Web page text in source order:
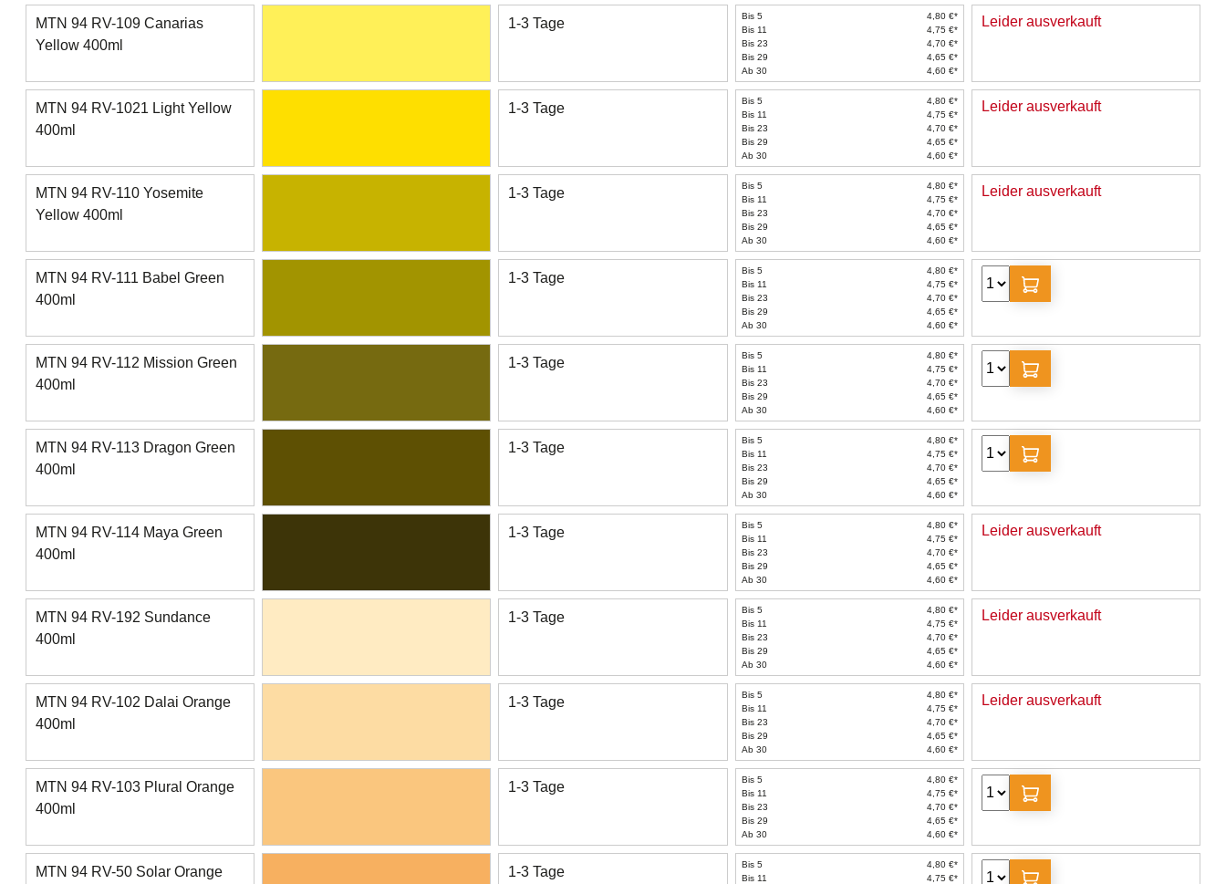
MTN 94 RV-109 Canarias
Yellow 400ml
1-3 Tage Bis 5
4,80 €*
Bis 11
4,75 €*
Bis 23
4,70 €*
Bis 29
4,65 €*
Ab 30
4,60 €*
Leider ausverkauft
MTN 94 RV-1021 Light Yellow
400ml
1-3 Tage Bis 5
4,80 €*
Bis 11
4,75 €*
Bis 23
4,70 €*
Bis 29
4,65 €*
Ab 30
4,60 €*
Leider ausverkauft
MTN 94 RV-110 Yosemite
Yellow 400ml
1-3 Tage Bis 5
4,80 €*
Bis 11
4,75 €*
Bis 23
4,70 €*
Bis 29
4,65 €*
Ab 30
4,60 €*
Leider ausverkauft
MTN 94 RV-111 Babel Green
400ml
1-3 Tage Bis 5
4,80 €*
Bis 11
4,75 €*
Bis 23
4,70 €*
Bis 29
4,65 €*
Ab 30
4,60 €*
MTN 94 RV-112 Mission Green
400ml
1-3 Tage Bis 5
4,80 €*
Bis 11
4,75 €*
Bis 23
4,70 €*
Bis 29
4,65 €*
Ab 30
4,60 €*
MTN 94 RV-113 Dragon Green
400ml
1-3 Tage Bis 5
4,80 €*
Bis 11
4,75 €*
Bis 23
4,70 €*
Bis 29
4,65 €*
Ab 30
4,60 €*
MTN 94 RV-114 Maya Green
400ml
1-3 Tage Bis 5
4,80 €*
Bis 11
4,75 €*
Bis 23
4,70 €*
Bis 29
4,65 €*
Ab 30
4,60 €*
Leider ausverkauft
MTN 94 RV-192 Sundance
400ml
1-3 Tage Bis 5
4,80 €*
Bis 11
4,75 €*
Bis 23
4,70 €*
Bis 29
4,65 €*
Ab 30
4,60 €*
Leider ausverkauft
MTN 94 RV-102 Dalai Orange
400ml
1-3 Tage Bis 5
4,80 €*
Bis 11
4,75 €*
Bis 23
4,70 €*
Bis 29
4,65 €*
Ab 30
4,60 €*
Leider ausverkauft
MTN 94 RV-103 Plural Orange
400ml
1-3 Tage Bis 5
4,80 €*
Bis 11
4,75 €*
Bis 23
4,70 €*
Bis 29
4,65 €*
Ab 30
4,60 €*
MTN 94 RV-50 Solar Orange
1-3 Tage Bis 5
4,80 €*
Bis 11
4,75 €*